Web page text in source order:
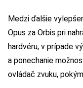
Medzi ďalšie
Opus za Orbis pri
hardvéru, v prípade
a ponechanie
ovládač zvuku,